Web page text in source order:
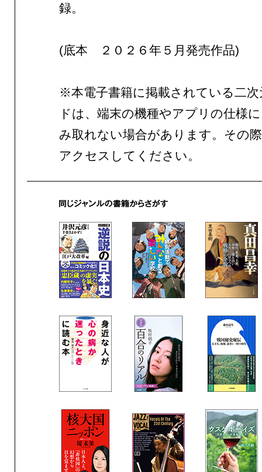
録。
(底本 ２０２６年５月発売作品)
※本電子書籍に掲載されている二
ドは、端末の機種やアプリの仕様
み取れない場合があります。その
アクセスしてください。